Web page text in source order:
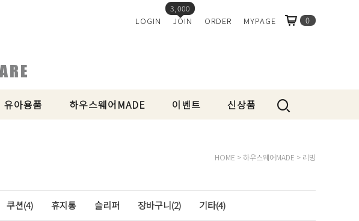
LOGIN JOIN
3,000
ORDER MYPAGE 0
유아용품 하우스웨어MADE 이벤트 신상품
HOME >하우스웨어MADE > 리빙
쿠션(4) 휴지통 슬리퍼 장바구니(2) 기타(4)